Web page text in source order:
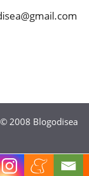
© 2008 Blogodisea